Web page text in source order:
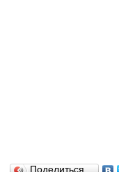
Поделиться…